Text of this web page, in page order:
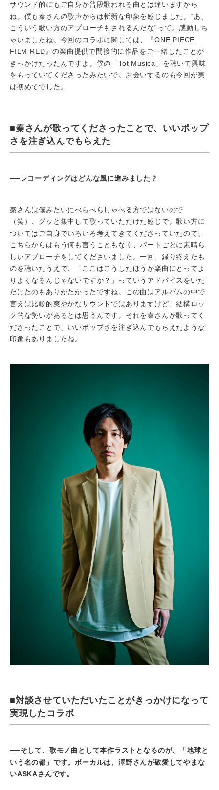
サウンド的にもご自身が普段歌われる曲とは違いますから
ね。僕も秦さんの歌声からは斬新な印象を感じました。“あ、
こういう歌い方のアプローチもされるんだな”って。感動しち
ゃいましたね。今回のコラボに関しては、『ONE PIECE
FILM RED』の楽曲提供で間接的に作品をご一緒したことが
きっかけだったんですよ。僕の「Tot Musica」を聴いて興味
をもっていてくださったみたいで。お会いするのも今回が実
は初めてでした。
■秦さんが歌ってくださったことで、いいポップ
さを注ぎ込んでもらえた
──レコーディングはどんな風に進みました？
秦さんは僕みたいにべらべらしゃべる方ではないので
（笑）、グッと集中して歌っていただけた感じで。歌い方に
ついてはご自身でいろいろ考えてきてくださっていたので、
こちらからはもう何も言うこともなく、パートごとに素晴ら
しいアプローチをしてくださいました。一回、録り終えたも
のを聴いたうえで、「ここはこうしたほうが楽曲にとってよ
りよくなるんじゃないですか？」っていうアドバイスをいた
だけたのもありがたかったですね。この曲はアルバムの中で
言えば比較的爽やかなサウンドではありますけど、結構ロッ
ク的な勢いがあるとは思うんです。それを秦さんが歌ってく
ださったことで、いいポップさを注ぎ込んでもらえたような
印象もありましたね。
■対談させていただいたことがきっかけになって
実現したコラボ
──そして、歌モノ曲として本作ラストとなるのが、「地球と
いう名の都」です。ボーカルは、澤野さんが敬愛してやまな
いASKAさんです。